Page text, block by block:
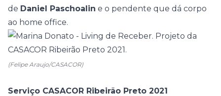
de Daniel Paschoalin e o pendente que dá corpo
ao home office.
(Felipe Araujo/CASACOR)
Serviço CASACOR Ribeirão Preto 2021